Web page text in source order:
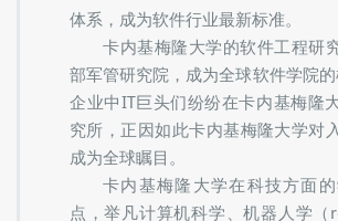
隆大学在原有的CMM体系基础上又
体系，成为软件行业最新标准。
卡内基梅隆大学的软件工程研
部军管研究院，成为全球软件学院
企业中IT巨头们纷纷在卡内基梅隆
究所，正因如此卡内基梅隆大学对
成为全球瞩目。
卡内基梅隆大学在科技方面